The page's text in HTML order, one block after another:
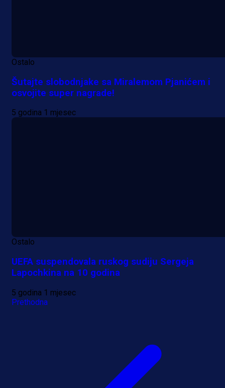
Ostalo
Šutajte slobodnjake sa Miralemom Pjanićem i
osvojite super nagrade!
5 godina 1 mjesec
Ostalo
UEFA suspendovala ruskog sudiju Sergeja
Lapochkina na 10 godina
5 godina 1 mjesec
Prethodna